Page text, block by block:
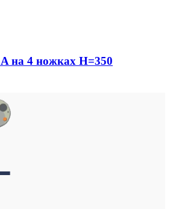
на 4 ножках H=350